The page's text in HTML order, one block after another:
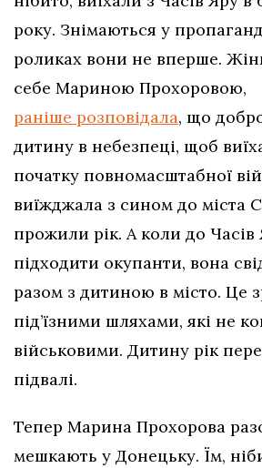
року. Знімаються у
роликах вони не вперше.
себе Мариною Прохоровою,
раніше розповідала, що
дитину в небезпеці, щоб
початку повномасштабної
виїжджала з сином до міста
прожили рік. А коли до Часів
підходити окупанти, вона
разом з дитиною в місто. Це
під’їзними шляхами, які не
військовими. Дитину рік
підвалі.
Тепер Марина Прохорова
мешкають у Донецьку. Їм,